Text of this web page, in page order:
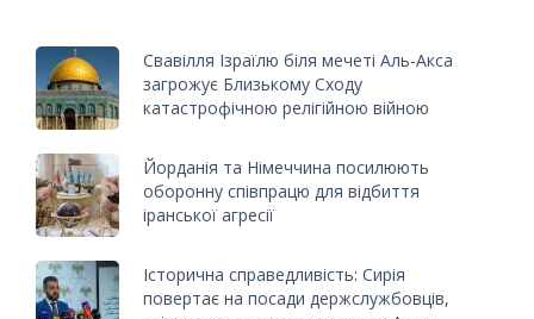
Свавілля Ізраїлю біля мечеті Аль-Акса
загрожує Близькому Сходу
катастрофічною релігійною війною
Йорданія та Німеччина посилюють
оборонну співпрацю для відбиття
іранської агресії
Історична справедливість: Сирія
повертає на посади держслужбовців,